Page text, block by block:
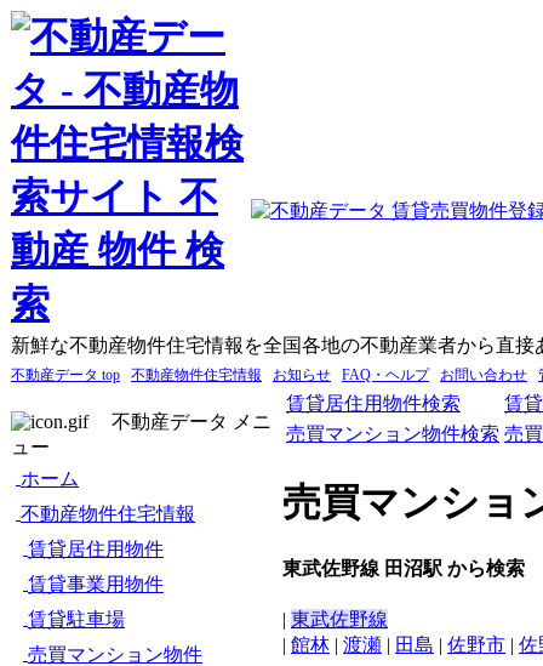
新鮮な不動産物件住宅情報を全国各地の不動産業者から直接
不動産データ top 不動産物件住宅情報 お知らせ FAQ・ヘルプ お問い合わせ
不動産データ メニ
ュー
ホーム
不動産物件住宅情報
賃貸居住用物件
賃貸事業用物件
賃貸駐車場
売買マンション物件
賃貸居住用物件検索
賃
売買マンション物件検索 売
売買マンショ
東武佐野線 田沼駅 から検索
| 東武佐野線
| 館林 | 渡瀬 | 田島 | 佐野市 | 佐